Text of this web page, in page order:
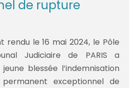
de rupture
rendu le 16 mai 2024, le Pôle
Judiciaire de PARIS a
blessée l’indemnisation
permanent exceptionnel de